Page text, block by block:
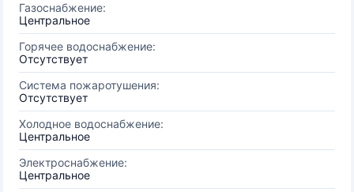
Газоснабжение:
Центральное
Горячее водоснабжение:
Отсутствует
Система пожаротушения:
Отсутствует
Холодное водоснабжение:
Центральное
Электроснабжение:
Центральное